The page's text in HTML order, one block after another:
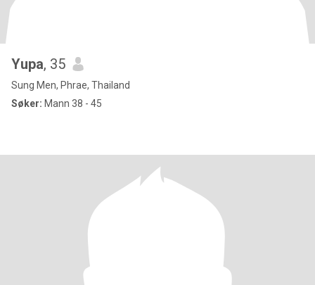
Yupa, 35
Sung Men, Phrae, Thailand
Søker: Mann 38 - 45